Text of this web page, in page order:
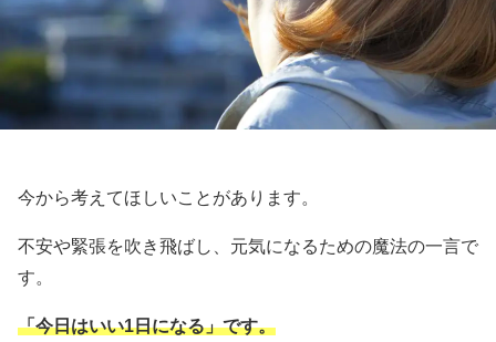
今から考えてほしいことがあります。
不安や緊張を吹き飛ばし、元気になるための魔法の一言で
す。
「今日はいい1日になる」です。